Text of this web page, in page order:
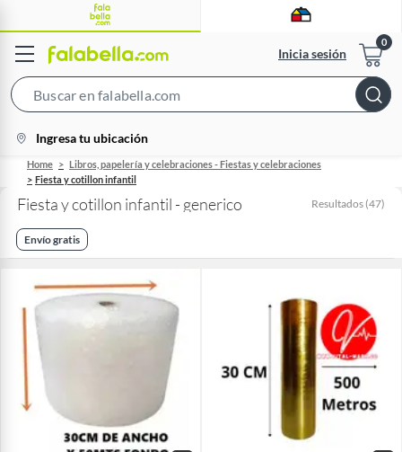
Inicia sesión
Bar
location-
icon
Ingresa tu ubicación
Home
Libros, papelería y celebraciones - Fiestas y celebraciones
Fiesta y cotillon infantil
Fiesta y cotillon infantil - generico Resultados (47)
Envío gratis